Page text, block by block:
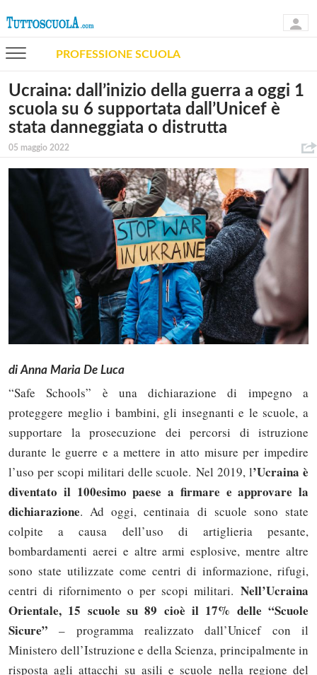
PROFESSIONE SCUOLA
Ucraina: dall’inizio della guerra a oggi 1
scuola su 6 supportata dall’Unicef è
stata danneggiata o distrutta
05 maggio 2022
di Anna Maria De Luca
“Safe Schools” è una dichiarazione di impegno a
proteggere meglio i bambini, gli insegnanti e le scuole, a
supportare la prosecuzione dei percorsi di istruzione
durante le guerre e a mettere in atto misure per impedire
l’uso per scopi militari delle scuole. Nel 2019, l’Ucraina è
diventato il 100esimo paese a firmare e approvare la
dichiarazione. Ad oggi, centinaia di scuole sono state
colpite a causa dell’uso di artiglieria pesante,
bombardamenti aerei e altre armi esplosive, mentre altre
sono state utilizzate come centri di informazione, rifugi,
centri di rifornimento o per scopi militari. Nell’Ucraina
Orientale, 15 scuole su 89 cioè il 17% delle “Scuole
Sicure” – programma realizzato dall’Unicef con il
Ministero dell’Istruzione e della Scienza, principalmente in
risposta agli attacchi su asili e scuole nella regione del